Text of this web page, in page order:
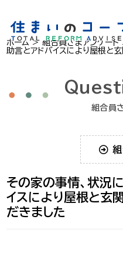
ホーム>組合員さまアンケート
助言とアドバイスにより屋根と
組合員
その家の事情、状況
イスにより屋根と玄
だきました